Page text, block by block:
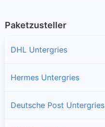
Paketzusteller
DHL Untergries
Hermes Untergries
Deutsche Post Untergries